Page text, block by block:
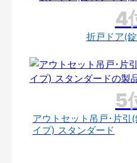
折戸ドア(
アウトセット吊戸･片引
イプ) スタンダード